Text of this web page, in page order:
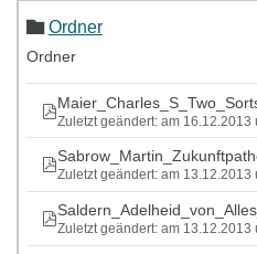
Ordner
Ordner
Zuletzt geändert: am 16.12.2013
Zuletzt geändert: am 13.12.2013
Zuletzt geändert: am 13.12.2013